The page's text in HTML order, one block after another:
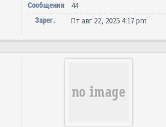
Сообщения 44
Зарег. Пт авг 22, 2025 4:17 pm